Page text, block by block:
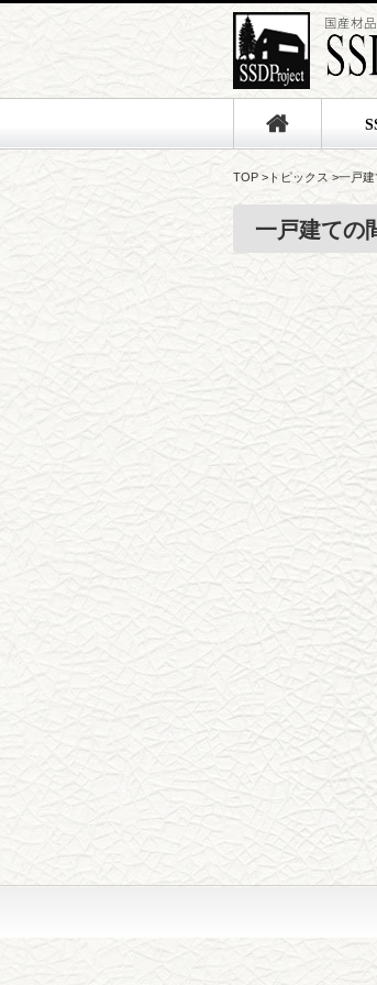
TOP > トピックス >一戸
一戸建ての